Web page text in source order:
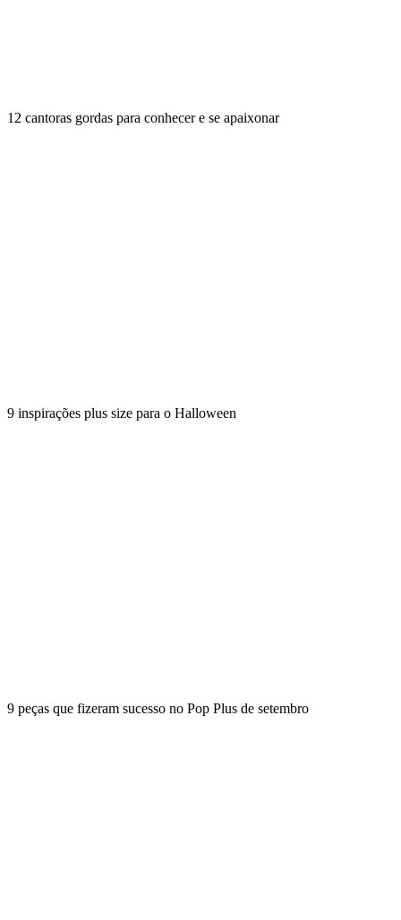
12 cantoras gordas para conhecer e se apaixonar
9 inspirações plus size para o Halloween
9 peças que fizeram sucesso no Pop Plus de setembro